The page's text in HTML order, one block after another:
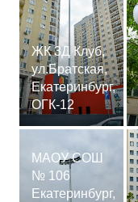
ЖК 3Д Клуб,
ул.Братская,
Екатеринбург,
ОГК-12
МАОУ СОШ
№ 106
Екатеринбург,